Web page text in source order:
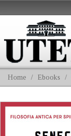
Home / Ebooks /